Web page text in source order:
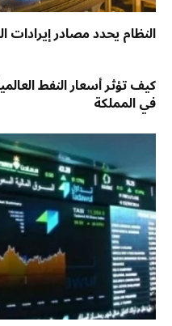
النظام يحدد مصادر إيرادات
كيف تؤثر أسعار النفط
في المملكة